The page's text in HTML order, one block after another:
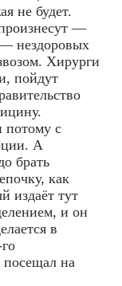
не будет.
—
нездоровых
Хирурги
пойдут
потому с
А
брать
как
издаёт тут
и он
в
посещал на